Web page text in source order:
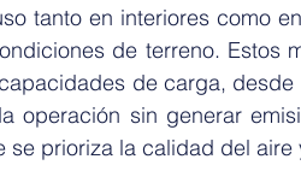
tanto en interiores como
de terreno. Estos
de carga,
operación sin generar
se prioriza la calidad del